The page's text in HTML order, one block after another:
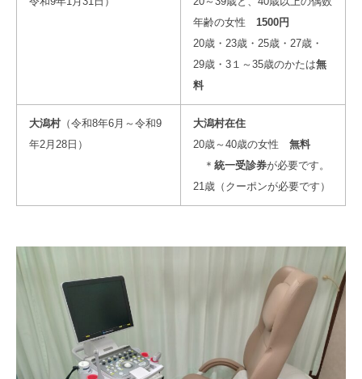
年齢の女性 1500円
20歳・23歳・25歳・27歳・
29歳・3１～35歳のかたは無
料
大潟村（令和8年6月～令和9
年2月28日）
大潟村在住
20歳～40歳の女性 無料
＊ 統一受診券が必要です。
21歳（クーポンが必要です）